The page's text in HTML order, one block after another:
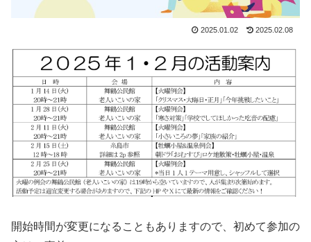
2025.01.02 2025.02.08
開始時間が変更になることもありますので、初めて参加の